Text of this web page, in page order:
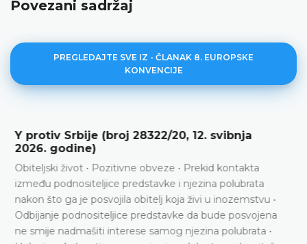
Povezani sadržaj
PREGLEDAJTE SVE IZ - ČLANAK 8. EUROPSKE
KONVENCIJE
Elezi protiv Albanije (broj 17141/21, 23. lipnja
2026. godine)
Provjera imovine • Razrješenje dužnosti tužitelja •
Povreda članka 8. Europske konvencije
DETALJNIJE